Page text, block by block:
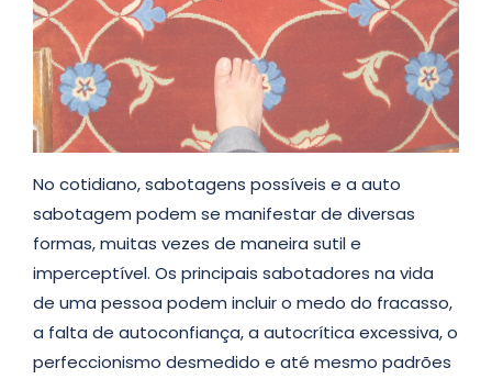
No cotidiano, sabotagens possíveis e a auto
sabotagem podem se manifestar de diversas
formas, muitas vezes de maneira sutil e
imperceptível. Os principais sabotadores na vida
de uma pessoa podem incluir o medo do fracasso,
a falta de autoconfiança, a autocrítica excessiva, o
perfeccionismo desmedido e até mesmo padrões